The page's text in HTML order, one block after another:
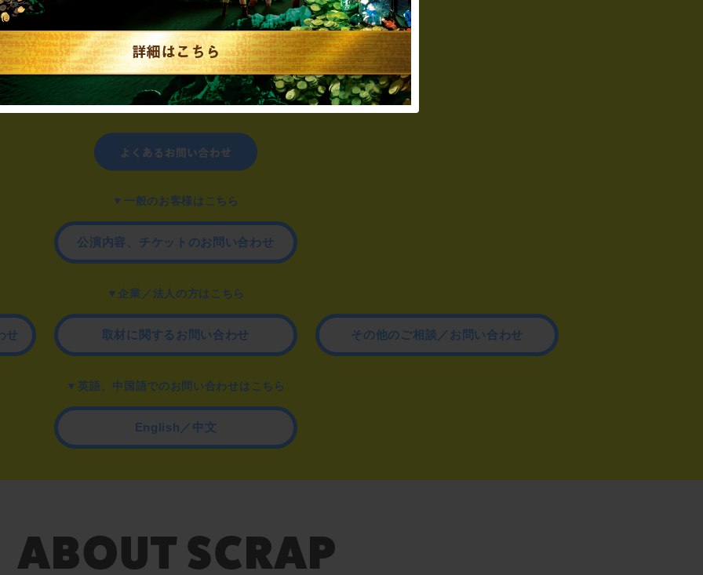
制作のご相談、コラボレーションなど、
お気軽にお問い合わせください。
▼一般のお客様はこちら
公演内容、チケットのお問い合わせ
▼企業／法人の方はこちら
せ 取材に関するお問い合わせ その他のご相談／お問い合わせ
▼英語、中国語でのお問い合わせはこちら
English／中文